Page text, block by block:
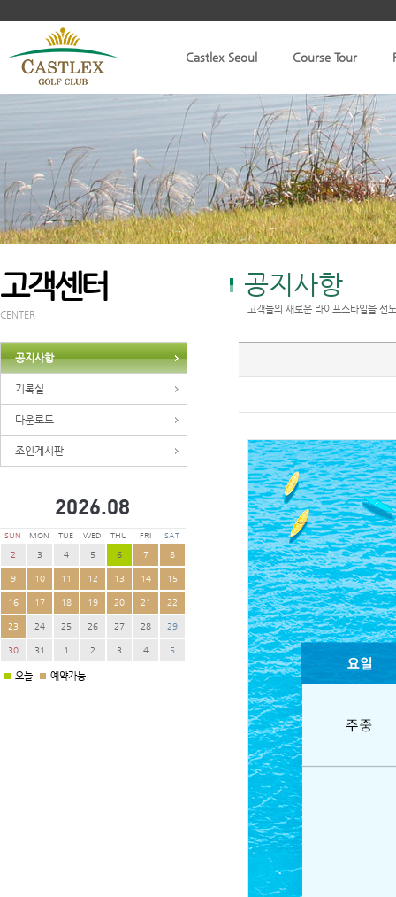
Castlex Seoul Course Tour
고객센터
CENTER
공지사항
기록실
다운로드
조인게시판
2026.08
SUN MON TUE WED THU FRI SAT
2 3 4 5 6 7 8
9 10 11 12 13 14 15
16 17 18 19 20 21 22
23 24 25 26 27 28 29
30 31 1 2 3 4 5
오늘 예약가능
공지사항
고객들의 새로운 라이프스타일을 선